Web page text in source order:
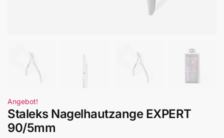
Angebot!
Staleks Nagelhautzange EXPERT
90/5mm